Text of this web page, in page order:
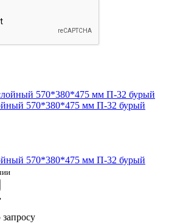
570*380*475 мм П-32 бурый
570*380*475 мм П-32 бурый